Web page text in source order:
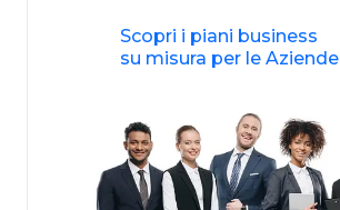
Scopri i piani business
su misura per le Aziende